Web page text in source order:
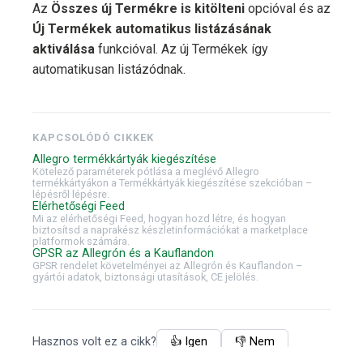
Az Összes új Termékre is kitölteni opcióval és az
Új Termékek automatikus listázásának
aktiválása funkcióval. Az új Termékek így
automatikusan listázódnak.
KAPCSOLÓDÓ CIKKEK
Allegro termékkártyák kiegészítése
Kötelező paraméterek pótlása a meglévő Allegro
termékkártyákon a Termékkártyák kiegészítése szekcióban –
lépésről lépésre.
Elérhetőségi Feed
Mi az elérhetőségi Feed, hogyan hozd létre, és hogyan
biztosítsd a naprakész készletinformációkat a marketplace
platformok számára.
GPSR az Allegrón és a Kauflandon
GPSR rendelet követelményei az Allegrón és Kauflandon –
gyártói adatok, biztonsági utasítások, CE jelölés.
Hasznos volt ez a cikk? 👍 Igen 👎 Nem